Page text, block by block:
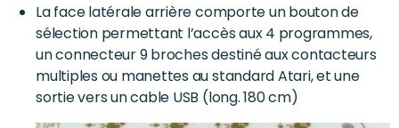
La face latérale arrière comporte un bouton de
sélection permettant l’accès aux 4 programmes,
un connecteur 9 broches destiné aux contacteurs
multiples ou manettes au standard Atari, et une
sortie vers un cable USB (long. 180 cm)